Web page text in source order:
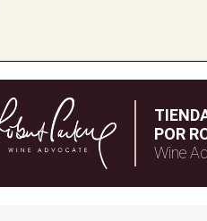
POR
Wine